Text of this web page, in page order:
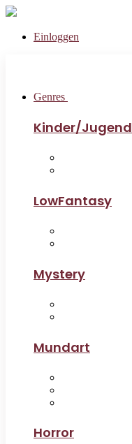
Einloggen
Genres
Kinder/Jugend
LowFantasy
Mystery
Mundart
Horror